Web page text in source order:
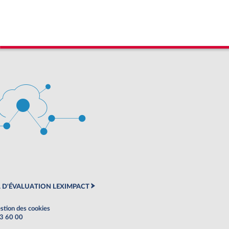
D'ÉVALUATION LEXIMPACT
des cookies
60 00